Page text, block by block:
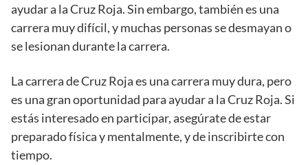
ayudar a la Cruz Roja. Sin embargo, también es una
carrera muy difícil, y muchas personas se desmayan o
se lesionan durante la carrera.
La carrera de Cruz Roja es una carrera muy dura, pero
es una gran oportunidad para ayudar a la Cruz Roja. Si
estás interesado en participar, asegúrate de estar
preparado física y mentalmente, y de inscribirte con
tiempo.